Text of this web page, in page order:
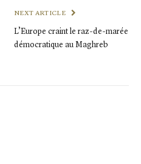
NEXT ARTICLE
L’Europe craint le raz-de-marée
démocratique au Maghreb